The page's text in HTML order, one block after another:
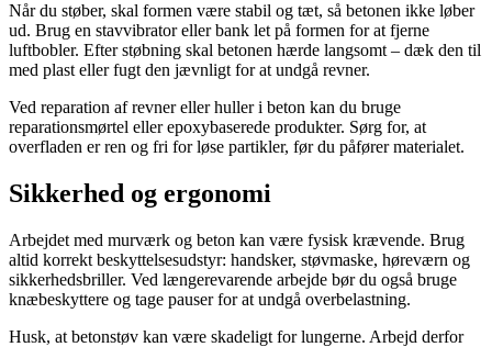
Når du støber, skal formen være stabil og tæt, så betonen ikke løber
ud. Brug en stavvibrator eller bank let på formen for at fjerne
luftbobler. Efter støbning skal betonen hærde langsomt – dæk den til
med plast eller fugt den jævnligt for at undgå revner.
Ved reparation af revner eller huller i beton kan du bruge
reparationsmørtel eller epoxybaserede produkter. Sørg for, at
overfladen er ren og fri for løse partikler, før du påfører materialet.
Sikkerhed og ergonomi
Arbejdet med murværk og beton kan være fysisk krævende. Brug
altid korrekt beskyttelsesudstyr: handsker, støvmaske, høreværn og
sikkerhedsbriller. Ved længerevarende arbejde bør du også bruge
knæbeskyttere og tage pauser for at undgå overbelastning.
Husk, at betonstøv kan være skadeligt for lungerne. Arbejd derfor